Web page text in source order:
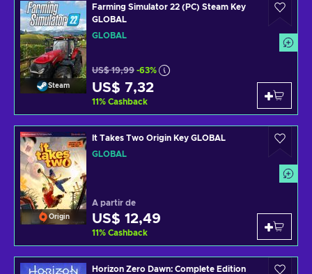
Steam
Farming Simulator 22 (PC) Steam Key
GLOBAL
GLOBAL
US$ 19,99 -63%
US$ 7,32
11% Cashback
Origin
It Takes Two Origin Key GLOBAL
GLOBAL
A partir de
US$ 12,49
11% Cashback
Horizon Zero Dawn: Complete Edition